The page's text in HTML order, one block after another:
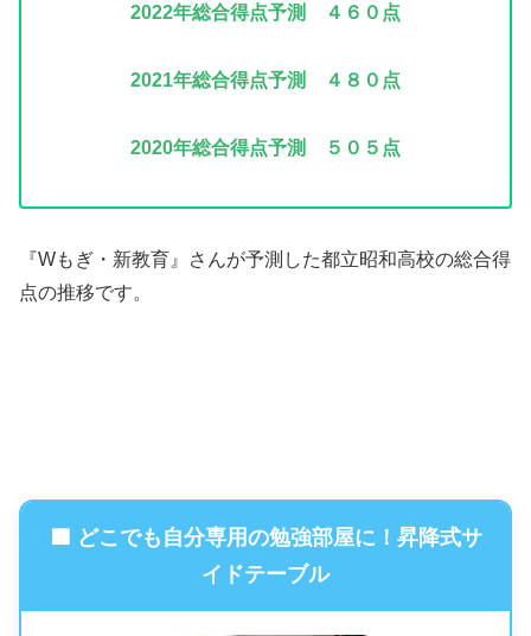
2022年総合得点予測 ４６０点
2021年総合得点予測 ４８０点
2020年総合得点予測 ５０５点
『Wもぎ・新教育』さんが予測した都立昭和高校の総合得
点の推移です。
🟦 どこでも自分専用の勉強部屋に！昇降式サ
イドテーブル